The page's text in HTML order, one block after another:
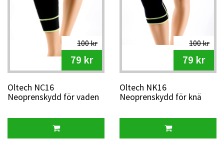
100 kr
79 kr
Oltech NC16
Neoprenskydd för vaden
100 kr
79 kr
Oltech NK16
Neoprenskydd för knä